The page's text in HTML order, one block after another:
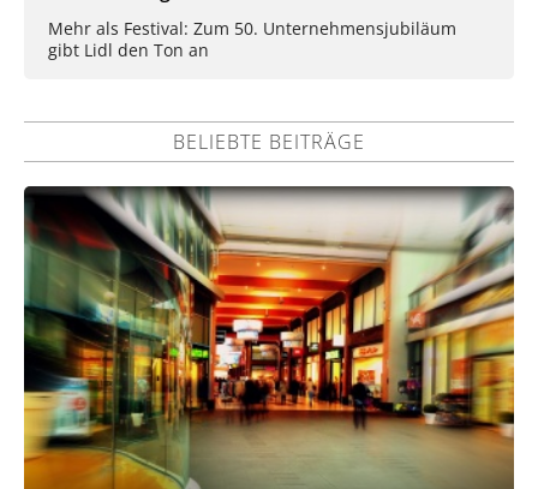
Mehr als Festival: Zum 50. Unternehmensjubiläum
gibt Lidl den Ton an
BELIEBTE BEITRÄGE